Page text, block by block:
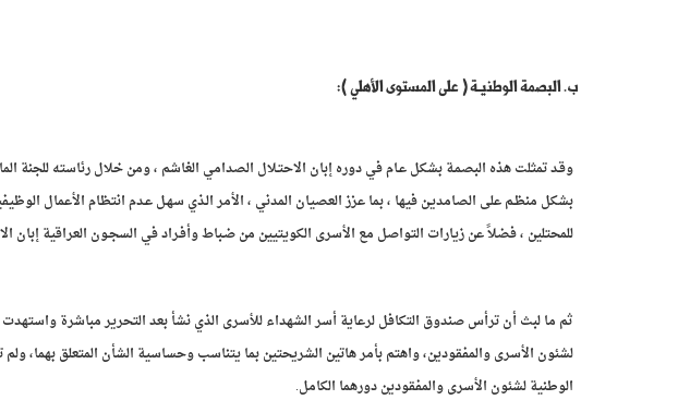
ب‌. البصمة الوطنيـة ( على المستوى الأهلي ):
وقـد تمثلت هذه البصمـة بشكل عـام في دوره إبان الاحتـلال الصدامي الغاشم ، ومن خلال رئاسته للجنة
بشكل منظـم على الصامديـن فيها ، بما عزز العصيان المدني ، الأمر الـذي سهـل عـدم انتظام الأعمال
للمحتلين ، فضلاً عن زيارات التواصل مع الأسرى الكويتيين من ضـباط وأفـراد في السجـون العراقية إبان
ثم ما لبث أن ترأس صندوق التكافل لرعاية أسر الشهداء للأسرى الذي نشأ بعد التحرير مباشرة
لشئون الأسرى والمفقودين، واهتم بأمر هاتين الشريحتين بما يتناسب وحساسية الشأن المتعلق بهما،
الوطنية لشئون الأسرى والمفقودين دورهما الكامل.